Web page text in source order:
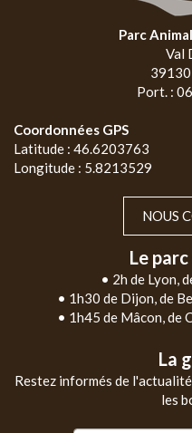
Parc
Val
39130
Port. :
Coordonnées GPS
Latitude : 46.6203763
Longitude : 5.8213529
NOUS
Le
• 2h de Lyon,
• 1h30 de Dijon, de
• 1h45 de Mâcon, de
La
Restez informés de
les